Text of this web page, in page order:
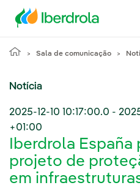
Sala de comunicação
Notícia
2025-12-10 10:17:00.0 -
+01:00
Iberdrola España
projeto de
em